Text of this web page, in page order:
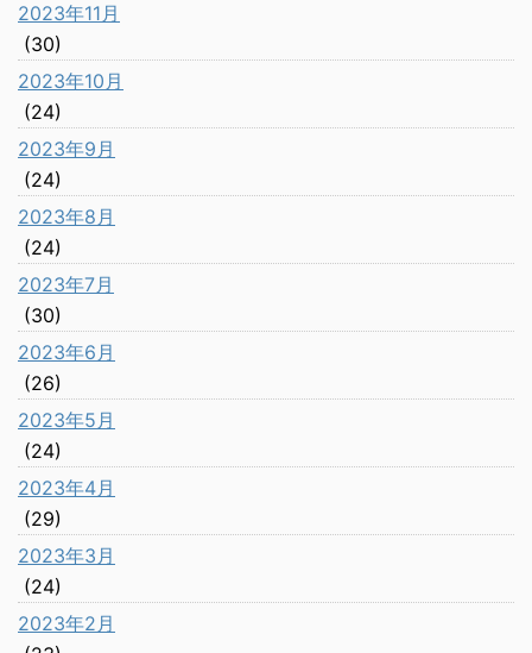
2023年11月
(30)
2023年10月
(24)
2023年9月
(24)
2023年8月
(24)
2023年7月
(30)
2023年6月
(26)
2023年5月
(24)
2023年4月
(29)
2023年3月
(24)
2023年2月